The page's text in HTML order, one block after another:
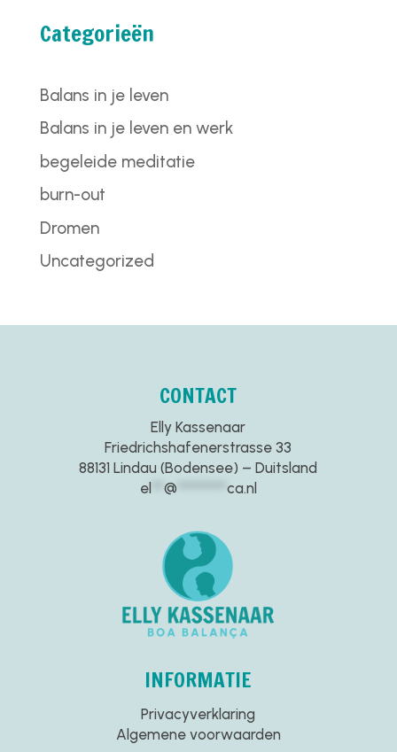
Categorieën
Balans in je leven
Balans in je leven en werk
begeleide meditatie
burn-out
Dromen
Uncategorized
CONTACT
Elly Kassenaar
Friedrichshafenerstrasse 33
88131 Lindau (Bodensee) – Duitsland
el
@ ca.nl
INFORMATIE
Privacyverklaring
Algemene voorwaarden